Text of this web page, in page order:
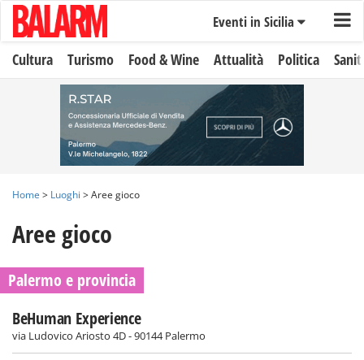
Eventi in Sicilia
Cultura Turismo Food & Wine Attualità Politica
Home > Luoghi > Aree gioco
Aree gioco
Palermo e provincia
BeHuman Experience
via Ludovico Ariosto 4D - 90144 Palermo